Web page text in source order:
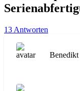
13 Antworten
Benedikt